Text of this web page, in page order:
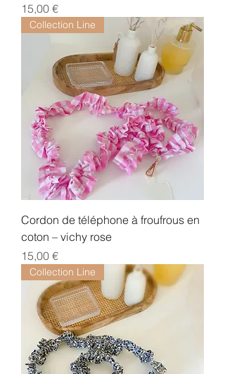
Prix
15,00 €
Collection Line
Cordon de téléphone à froufrous en
coton – vichy rose
Prix
15,00 €
Collection Line